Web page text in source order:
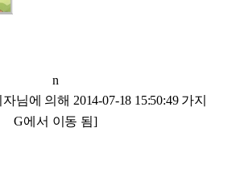
n
님에 의해 2014-07-18 15:50:49 가지
G에서 이동 됨]